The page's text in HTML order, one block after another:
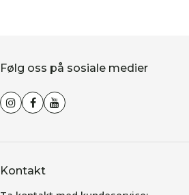
Følg oss på sosiale medier
Kontakt